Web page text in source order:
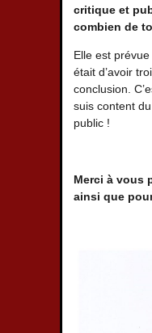
critique et
combien de
Elle est
était d’avoir
conclusion.
suis content
public !
Merci à vous
ainsi que